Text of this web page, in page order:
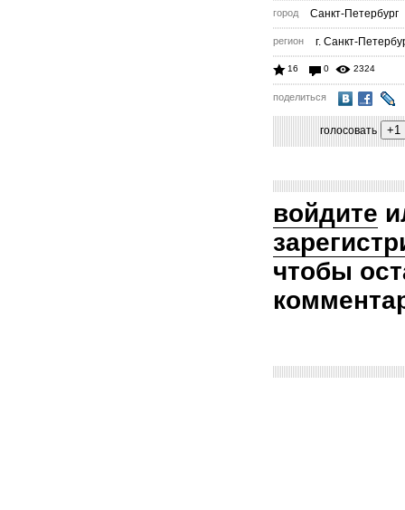
город Санкт-Петербург
регион г. Санкт-
16 0 2324
поделиться
голосовать
войдите
чтобы